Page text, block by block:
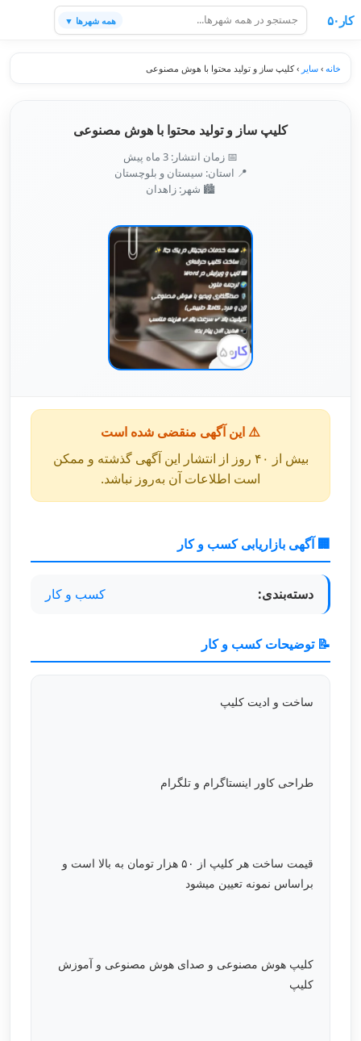
کار۵۰ همه شهرها ▼
خانه › سایر ›کلیپ ساز و تولید محتوا با هوش مصنوعی
کلیپ ساز و تولید محتوا با هوش مصنوعی
📅 زمان انتشار: 3 ماه پیش
📍 استان: سیستان و بلوچستان
🏙️ شهر: زاهدان
⚠️ این آگهی منقضی شده است
بیش از ۴۰ روز از انتشار این آگهی گذشته و ممکن
است اطلاعات آن به‌روز نباشد.
🏢 آگهی بازاریابی کسب و کار
دسته‌بندی: کسب و کار
📝 توضیحات کسب و کار
ساخت و ادیت کلیپ
طراحی کاور اینستاگرام و تلگرام
قیمت ساخت هر کلیپ از ۵۰ هزار تومان به بالا است و
براساس نمونه تعیین میشود
کلیپ هوش مصنوعی و صدای هوش مصنوعی و آموزش
کلیپ